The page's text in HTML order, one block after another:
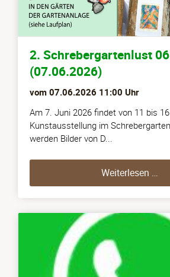
2. Schrebergartenlust 06
(07.06.2026)
vom 07.06.2026 11:00 Uhr
Am 7. Juni 2026 findet von 11 bis
Kunstausstellung im
werden Bilder von D...
Weiterlesen …